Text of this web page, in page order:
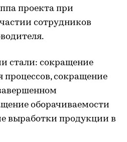
проекта при
сотрудников
стали: сокращение
сокращение
оборачиваемости
выработки продукции в